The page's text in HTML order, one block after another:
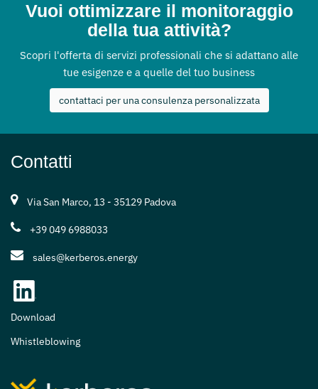
Vuoi ottimizzare il monitoraggio
della tua attività?
Scopri l'offerta di servizi professionali che si adattano alle
tue esigenze e a quelle del tuo business
contattaci per una consulenza personalizzata
Contatti
Via San Marco, 13 - 35129 Padova
+39 049 6988033
sales@kerberos.energy
Download
Whistleblowing